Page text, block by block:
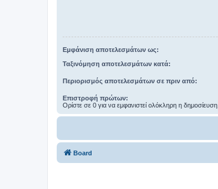
Εμφάνιση αποτελεσμάτων ως:
Ταξινόμηση αποτελεσμάτων κατά:
Περιορισμός αποτελεσμάτων σε πριν από:
Επιστροφή πρώτων:
Ορίστε σε 0 για να εμφανιστεί ολόκληρη η δημοσίευση.
Board